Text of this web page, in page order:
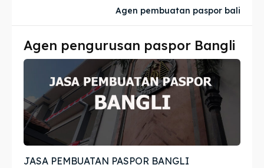
Imta
Legalisir
Apostille
Penerjemah
Asuransi
Imta
Legalisir
Apostille
Penerjemah
Asuransi
Agen pembuatan paspor bali
Agen pengurusan paspor Bangli
JASA PEMBUATAN PASPOR BANGLI